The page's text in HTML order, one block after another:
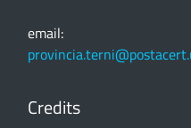
email:
Credits